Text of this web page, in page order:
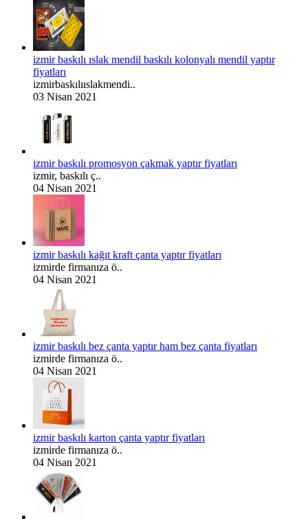
izmir baskılı ıslak mendil baskılı kolonyalı mendil yaptır
fiyatları
izmirbaskılııslakmendi..
03 Nisan 2021
izmir baskılı promosyon çakmak yaptır fiyatları
izmir, baskılı ç..
04 Nisan 2021
izmir baskılı kağıt kraft çanta yaptır fiyatları
izmirde firmanıza ö..
04 Nisan 2021
izmir baskılı bez çanta yaptır ham bez çanta fiyatları
izmirde firmanıza ö..
04 Nisan 2021
izmir baskılı karton çanta yaptır fiyatları
izmirde firmanıza ö..
04 Nisan 2021